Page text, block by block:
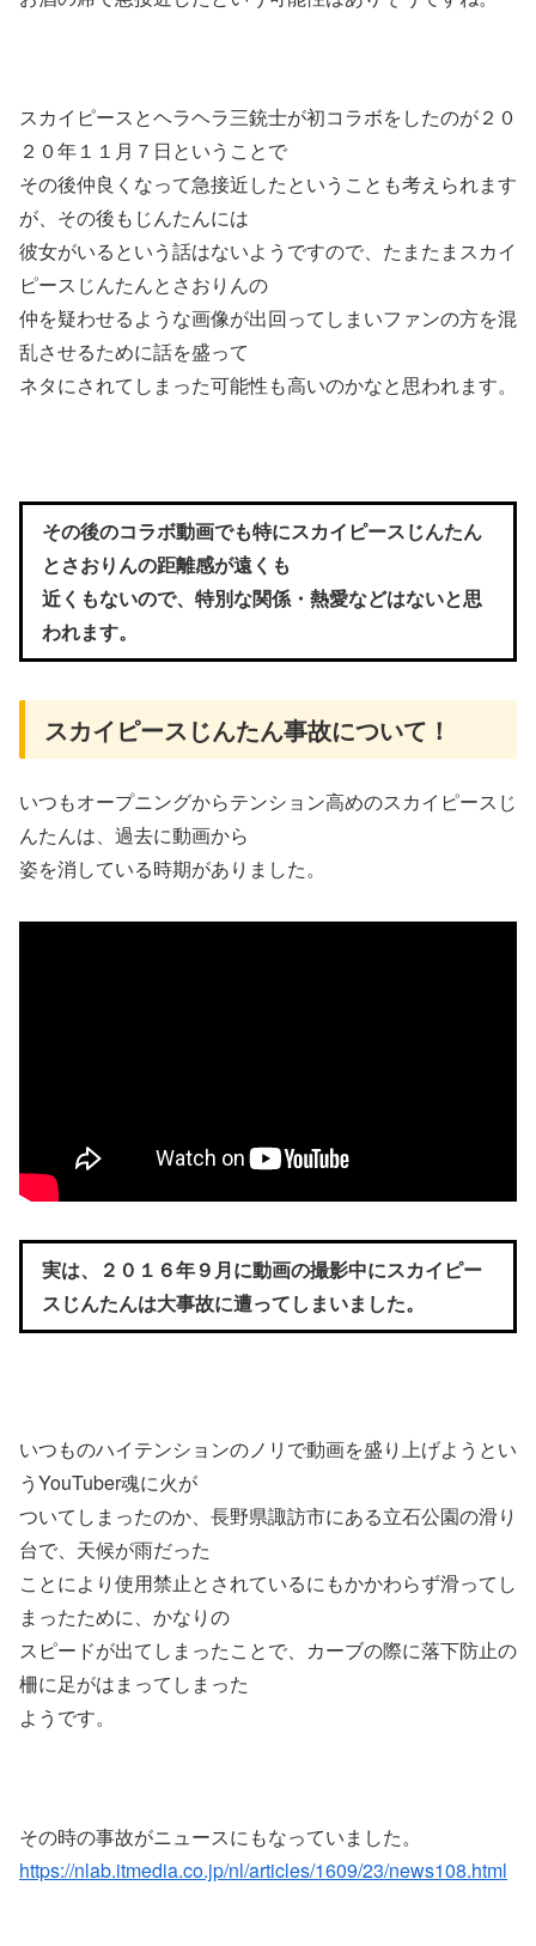
スカイピースとヘラヘラ三銃士が初コラボをしたのが２０
２０年１１月７日ということで
その後仲良くなって急接近したということも考えられます
が、その後もじんたんには
彼女がいるという話はないようですので、たまたまスカイ
ピースじんたんとさおりんの
仲を疑わせるような画像が出回ってしまいファンの方を混
乱させるために話を盛って
ネタにされてしまった可能性も高いのかなと思われます。
その後のコラボ動画でも特にスカイピースじんたん
とさおりんの距離感が遠くも
近くもないので、特別な関係・熱愛などはないと思
われます。
スカイピースじんたん事故について！
いつもオープニングからテンション高めのスカイピースじ
んたんは、過去に動画から
姿を消している時期がありました。
実は、２０１６年９月に動画の撮影中にスカイピー
スじんたんは大事故に遭ってしまいました。
いつものハイテンションのノリで動画を盛り上げようとい
うYouTuber魂に火が
ついてしまったのか、長野県諏訪市にある立石公園の滑り
台で、天候が雨だった
ことにより使用禁止とされているにもかかわらず滑ってし
まったために、かなりの
スピードが出てしまったことで、カーブの際に落下防止の
柵に足がはまってしまった
ようです。
その時の事故がニュースにもなっていました。
https://nlab.itmedia.co.jp/nl/articles/1609/23/news108.html